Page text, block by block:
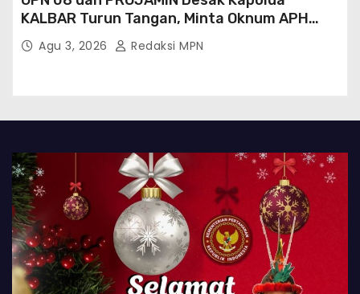
KALBAR Turun Tangan, Minta Oknum APH
Binaan SAWMILL Ilegal Sintang Ditindak
Agu 3, 2026 Redaksi MPN